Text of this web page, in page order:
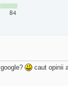
84
caut opinii